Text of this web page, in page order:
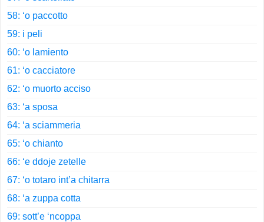
58: ‘o paccotto
59: i peli
60: ‘o lamiento
61: ‘o cacciatore
62: ‘o muorto acciso
63: ‘a sposa
64: ‘a sciammeria
65: ‘o chianto
66: ‘e ddoje zetelle
67: ‘o totaro int’a chitarra
68: ‘a zuppa cotta
69: sott’e ‘ncoppa